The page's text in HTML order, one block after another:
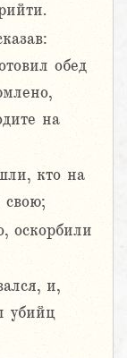
обед
на
кто на
свою;
оскорбили
и,
убийц